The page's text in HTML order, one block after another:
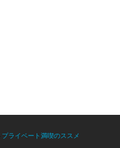
プライベート満喫のススメ